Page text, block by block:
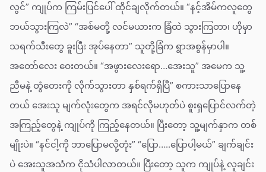
လွင်” ကျုပ်က ကြမ်းပြင်ပေါ် ထိုင်ချလိုက်တယ်။ “နင့်အိမ်ကလူတွေ
ဘယ်သွားကြလဲ” “အစ်မတို့ လင်မယားက ခြံထဲ သွားကြတာ၊ ဟိုမှာ
သရက်သီးတွေ ခူးပြီး အုပ်နေတာ” သူတို့ခြံက ရွာအစွန်မှာပါ။
အတော်လေး ဝေးတယ်။ “အဖွားလေးရော…အေးသူ” အမေက သူ့
ညီမနဲ့ တွံတေးကို လိုက်သွားတာ နှစ်ရက်ရှိပြီ” စကားသာပြောနေ
တယ် အေးသူ မျက်လုံးတွေက အရင်လိုမဟုတ်ပဲ စူးရှပြောင်လက်တဲ့
အကြည့်တွေနဲ့ ကျုပ်ကို ကြည့်နေတယ်။ ပြီးတော့ သူ့မျက်နှာက တစ်
မျိုးပဲ။ “နင်ငါ့ကို ဘာပြောမလို့တုံး” “ပြော…..ပြောပါ့မယ်” ချက်ချင်း
ပဲ အေးသူအသံက ငိုသံပါလာတယ်။ ပြီးတော့ သူက ကျုပ်နဲ့ လူချင်း